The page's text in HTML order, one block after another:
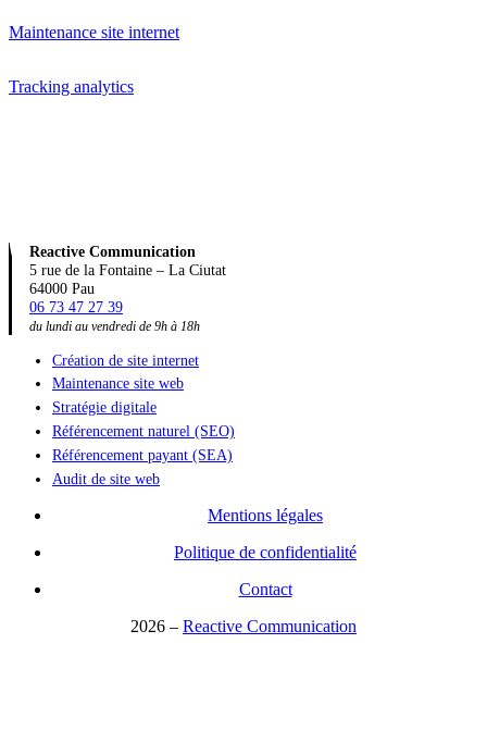
Maintenance site internet
Tracking analytics
Reactive Communication
5 rue de la Fontaine – La Ciutat
64000 Pau
06 73 47 27 39
du lundi au vendredi de 9h à 18h
Création de site internet
Maintenance site web
Stratégie digitale
Référencement naturel (SEO)
Référencement payant (SEA)
Audit de site web
Mentions légales
Politique de confidentialité
Contact
2026 – Reactive Communication